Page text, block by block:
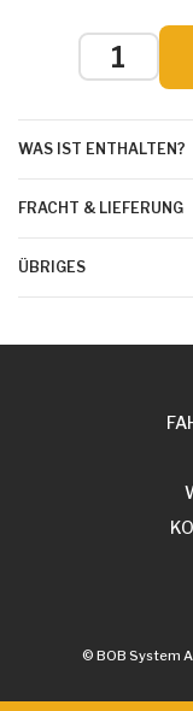
WAS IST ENTHALTEN?
FRACHT & LIEFERUNG
ÜBRIGES
© BOB System